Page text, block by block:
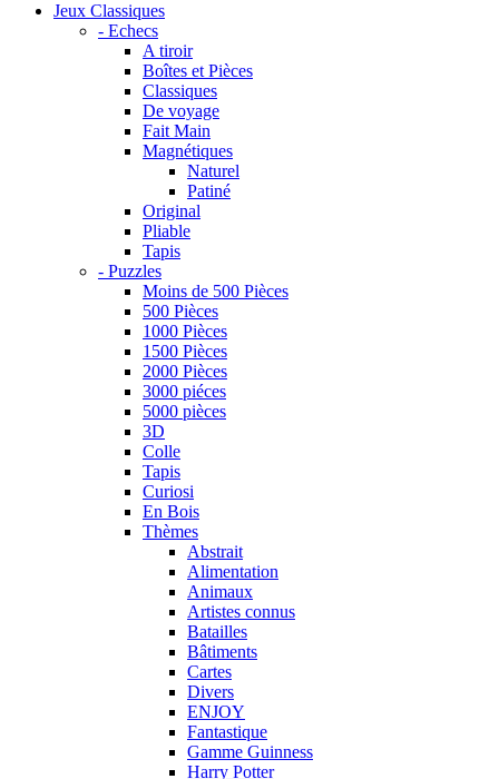
Jeux Classiques
- Echecs
A tiroir
Boîtes et Pièces
Classiques
De voyage
Fait Main
Magnétiques
Naturel
Patiné
Original
Pliable
Tapis
- Puzzles
Moins de 500 Pièces
500 Pièces
1000 Pièces
1500 Pièces
2000 Pièces
3000 piéces
5000 pièces
3D
Colle
Tapis
Curiosi
En Bois
Thèmes
Abstrait
Alimentation
Animaux
Artistes connus
Batailles
Bâtiments
Cartes
Divers
ENJOY
Fantastique
Gamme Guinness
Harry Potter